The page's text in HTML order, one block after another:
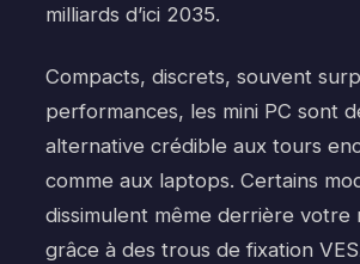
milliards d’ici 2035.
Compacts, discrets, souvent
performances, les mini PC sont
alternative crédible aux tours
comme aux laptops. Certains
dissimulent même derrière votre
grâce à des trous de fixation